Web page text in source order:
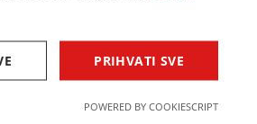
LIJEKOVA
interakcije lijekova u svega par klikova!
PRIHVATI SVE
POWERED BY COOKIESCRIPT